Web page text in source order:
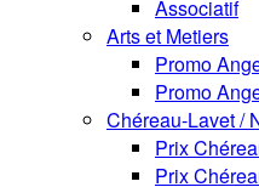
Associatif
Arts et Metiers
Promo
Promo
Chéreau-Lavet /
Prix
Prix